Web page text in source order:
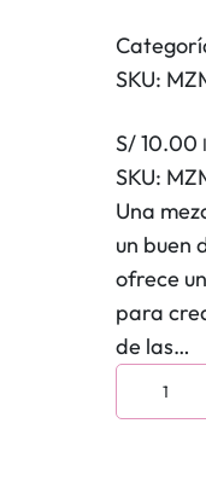
SKU:
S/10.00
SKU:
Una
un buen
ofrece
para
de las…
e